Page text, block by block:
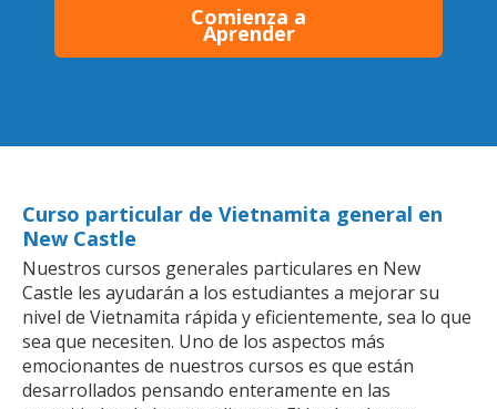
Comienza a
Aprender
Curso particular de Vietnamita general en
New Castle
Nuestros cursos generales particulares en New
Castle les ayudarán a los estudiantes a mejorar su
nivel de Vietnamita rápida y eficientemente, sea lo que
sea que necesiten. Uno de los aspectos más
emocionantes de nuestros cursos es que están
desarrollados pensando enteramente en las